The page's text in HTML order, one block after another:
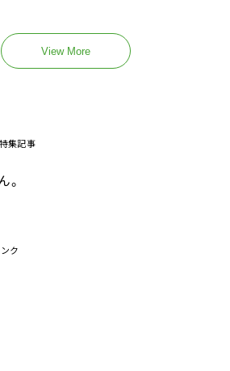
View More
特集記事
ク